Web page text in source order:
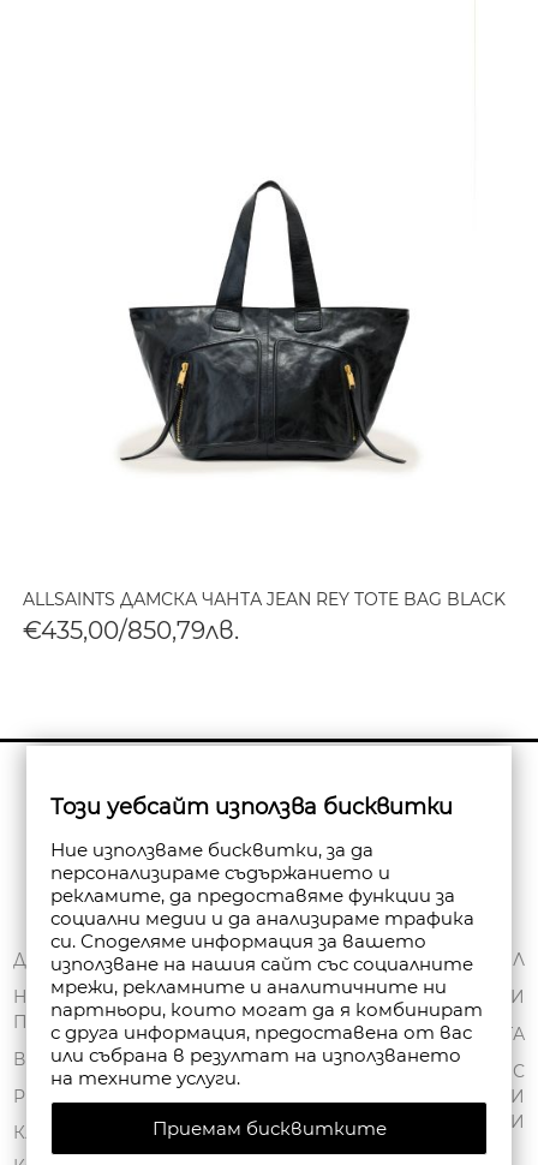
ALLSAINTS ДАМСКА ЧАНТА JEAN REY TOTE BAG BLACK
€435,00/850,79лв.
Абониране
ДОСТАВКА
НАЧИНИ НА
ПЛАЩАНЕ
ВРЪЩАНЕ
РЕКЛАМАЦИИ
КАРТА НА САЙТА
ЗА НАС
ОБЩИ УСЛОВИЯ
ПОЛИТИКА ЗА
ПОВЕРИТЕЛНОСТ
FAN POINT CLUB
МАГАЗИНИ
МОЯТ ПРОФИЛ
ПОРЪЧКИ
ЧАНТА
СПИСЪК С
ЖЕЛАНИ
ПРОДУКТИ
Този уебсайт използва бисквитки
Ние използваме бисквитки, за да
персонализираме съдържанието и
рекламите, да предоставяме функции за
социални медии и да анализираме трафика
си. Споделяме информация за вашето
използване на нашия сайт със социалните
мрежи, рекламните и аналитичните ни
партньори, които могат да я комбинират
с друга информация, предоставена от вас
или събрана в резултат на използването
на техните услуги.
Приемам бисквитките